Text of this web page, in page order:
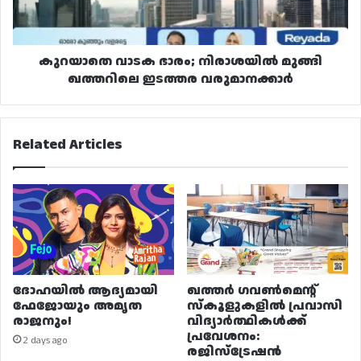
ഇടത്തര
വരുമാനക്കാർ
കുറയാതെ വാടക ഭാരം; നിരാശയിൽ മുങ്ങി
ഖത്തറിലെ ഇടത്തര വരുമാനക്കാർ
Related Articles
ദോഹയിൽ ആദ്യമായി
ഫേജോയും അമൃത
രാജനും!
2 days ago
ഖത്തർ ഗവൺമെന്റ്
സ്കൂളുകളിൽ പ്രവാസി
വിദ്യാർത്ഥികൾക്ക്
പ്രവേശനം:
രജിസ്ട്രേഷൻ